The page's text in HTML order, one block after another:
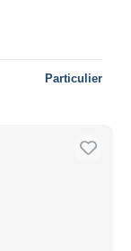
Particulier